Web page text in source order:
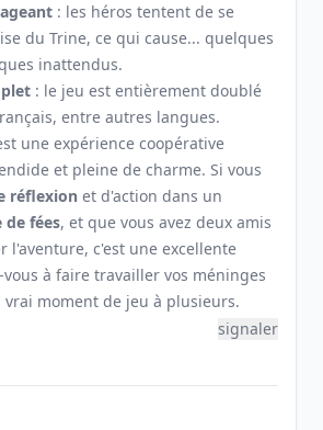
: les héros tentent de se
du Trine, ce qui cause... quelques
inattendus.
: le jeu est entièrement doublé
entre autres langues.
une expérience coopérative
et pleine de charme. Si vous
réflexion et d'action dans un
de fées, et que vous avez deux amis
l'aventure, c'est une excellente
à faire travailler vos méninges
moment de jeu à plusieurs.
signaler